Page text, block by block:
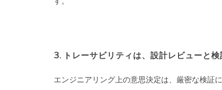
3. トレーサビリティは、設計レビューと検
エンジニアリング上の意思決定は、厳密な検証